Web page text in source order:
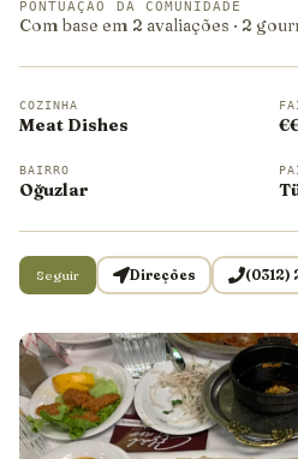
PONTUAÇÃO DA COMUNIDADE
Com base em 2 avaliações · 2
COZINHA
Meat Dishes
BAIRRO
Oğuzlar
Seguir Direções (0312)